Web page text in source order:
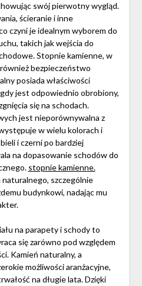
swój pierwotny wygląd.
ścieranie i inne
czyni je idealnym wyborem do
takich jak wejścia do
Stopnie kamienne, w
bezpieczeństwo
posiada właściwości
jest odpowiednio obrobiony,
się na schodach.
jest nieporównywalna z
w wielu kolorach i
i czerni po bardziej
na dopasowanie schodów do
stopnie kamienne.
szczególnie
budynkowi, nadając mu
na parapety i schody to
się zarówno pod względem
Kamień naturalny, a
możliwości aranżacyjne,
na długie lata. Dzięki